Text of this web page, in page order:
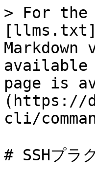
> For the
available
page is
(https://
cli/
# SSHプラ